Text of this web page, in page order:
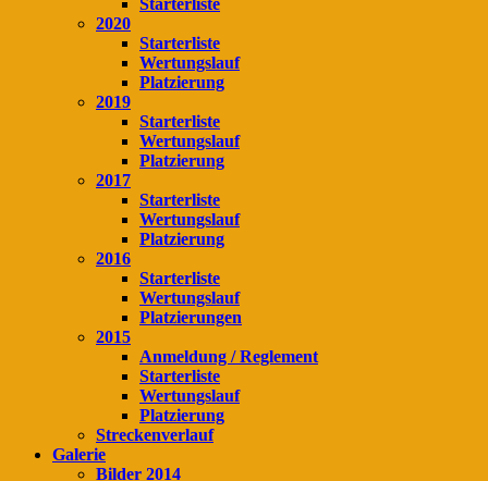
Starterliste
2020
Starterliste
Wertungslauf
Platzierung
2019
Starterliste
Wertungslauf
Platzierung
2017
Starterliste
Wertungslauf
Platzierung
2016
Starterliste
Wertungslauf
Platzierungen
2015
Anmeldung / Reglement
Starterliste
Wertungslauf
Platzierung
Streckenverlauf
Galerie
Bilder 2014